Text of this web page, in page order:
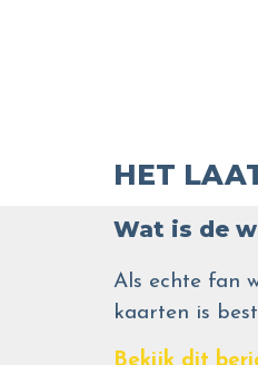
HET
Wat is de
Als echte fan
kaarten is
Bekijk dit